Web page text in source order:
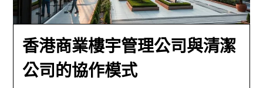
香港商業樓宇管理公司與清潔
公司的協作模式